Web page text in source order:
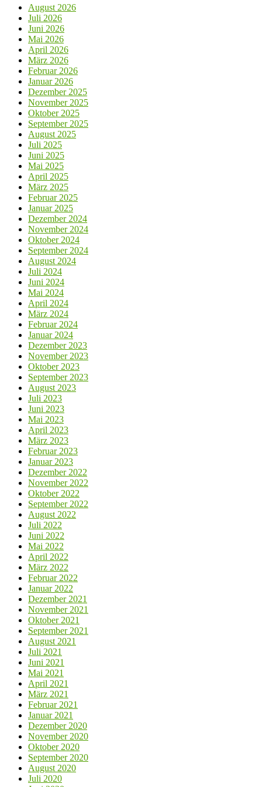
August 2026
Juli 2026
Juni 2026
Mai 2026
April 2026
März 2026
Februar 2026
Januar 2026
Dezember 2025
November 2025
Oktober 2025
September 2025
August 2025
Juli 2025
Juni 2025
Mai 2025
April 2025
März 2025
Februar 2025
Januar 2025
Dezember 2024
November 2024
Oktober 2024
September 2024
August 2024
Juli 2024
Juni 2024
Mai 2024
April 2024
März 2024
Februar 2024
Januar 2024
Dezember 2023
November 2023
Oktober 2023
September 2023
August 2023
Juli 2023
Juni 2023
Mai 2023
April 2023
März 2023
Februar 2023
Januar 2023
Dezember 2022
November 2022
Oktober 2022
September 2022
August 2022
Juli 2022
Juni 2022
Mai 2022
April 2022
März 2022
Februar 2022
Januar 2022
Dezember 2021
November 2021
Oktober 2021
September 2021
August 2021
Juli 2021
Juni 2021
Mai 2021
April 2021
März 2021
Februar 2021
Januar 2021
Dezember 2020
November 2020
Oktober 2020
September 2020
August 2020
Juli 2020